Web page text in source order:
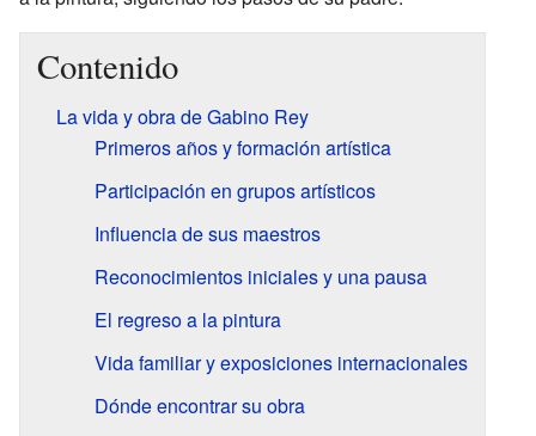
Contenido
La vida y obra de Gabino Rey
Primeros años y formación artística
Participación en grupos artísticos
Influencia de sus maestros
Reconocimientos iniciales y una pausa
El regreso a la pintura
Vida familiar y exposiciones internacionales
Dónde encontrar su obra